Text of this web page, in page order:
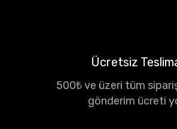
Ücretsiz
500₺ ve üzeri tüm
gönderim ücreti